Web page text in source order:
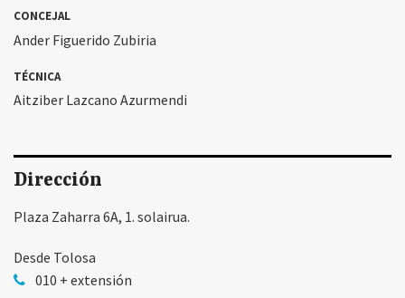
CONCEJAL
Ander Figuerido Zubiria
TÉCNICA
Aitziber Lazcano Azurmendi
Dirección
Plaza Zaharra 6A, 1. solairua.
Desde Tolosa
010 + extensión